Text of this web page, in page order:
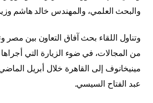
والبحث العلمي، والمهندس خالد هاشم
وتناول اللقاء بحث آفاق التعاون بين مصر
من المجالات، في ضوء الزيارة التي
مينيخانوف إلى القاهرة خلال أبريل
عبد الفتاح السيسي.